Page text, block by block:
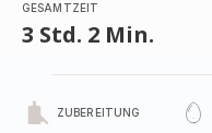
GESAMTZEIT
3 Std. 2 Min.
ZUBEREITUNG